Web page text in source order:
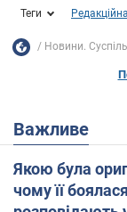
Теги
Новини.
Важливе
Якою була
чому її